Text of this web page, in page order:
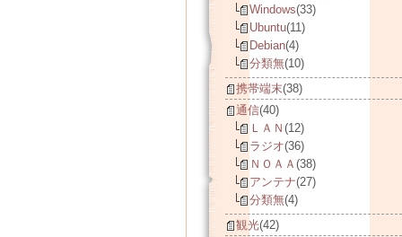
Windows(33)
Ubuntu(11)
Debian(4)
分類無(10)
携帯端末(38)
通信(40)
ＬＡＮ (12)
ラジオ(36)
ＮＯＡＡ (38)
アンテナ(27)
分類無(4)
観光(42)